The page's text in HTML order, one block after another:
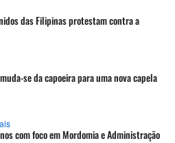
das Filipinas protestam contra a
se da capoeira para uma nova capela
com foco em Mordomia e Administração